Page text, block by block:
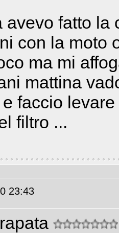
avevo fatto la
con la moto
ma mi
mattina
faccio
filtro ...
23:43